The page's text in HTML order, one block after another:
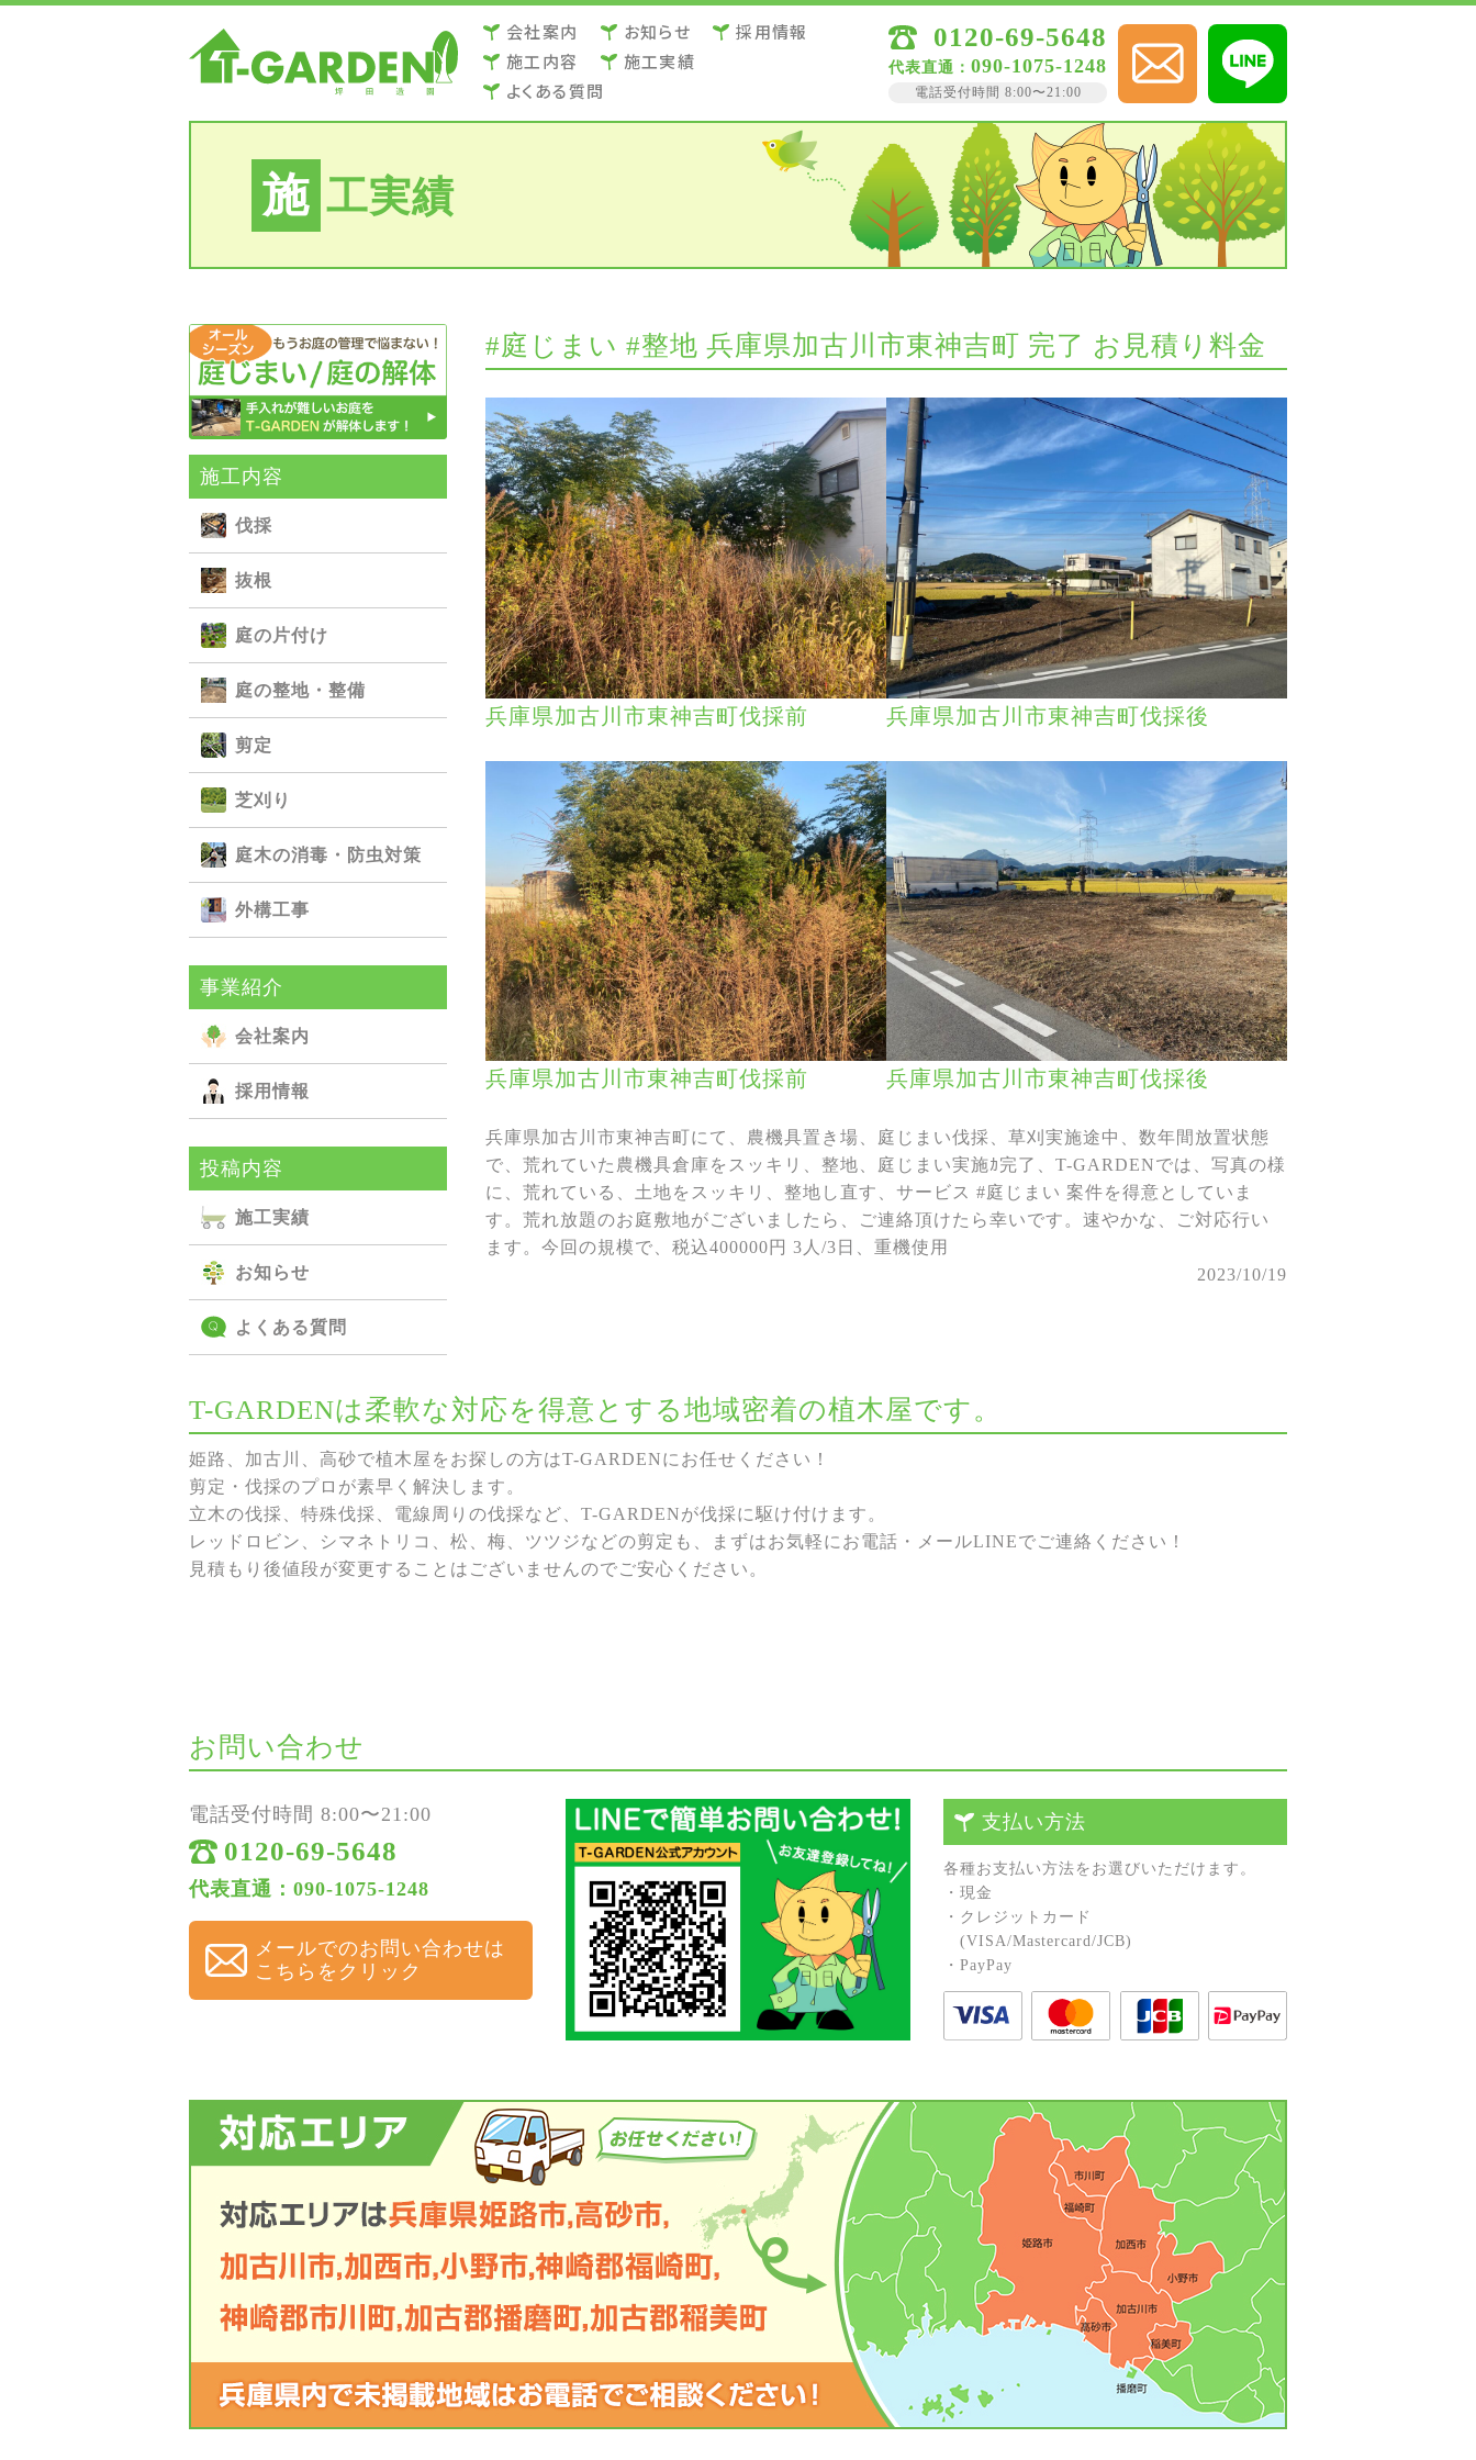
会社案内 お知らせ
採用情報
施⼯内容
施⼯実績
よくある質問
0120-69-5648
代表直通： 090-1075-1248
電話受付時間 8:00〜21:00
施 工実績
施⼯内容
伐採
抜根
庭の⽚付け
庭の整地・整備
剪定
芝刈り
庭⽊の消毒・防⾍対策
外構⼯事
事業紹介
会社案内
採用情報
投稿内容
施⼯実績
お知らせ
よくある質問
#庭じまい #整地 兵庫県加古川市東神吉町 完了 お見積り料金
兵庫県加古川市東神吉町伐採前 兵庫県加古川市東神吉町伐採後
兵庫県加古川市東神吉町伐採前 兵庫県加古川市東神吉町伐採後
兵庫県加古川市東神吉町にて、農機具置き場、庭じまい伐採、草刈実施途中、数年間放置状態
で、荒れていた農機具倉庫をスッキリ、整地、庭じまい実施ｶ完了、T-GARDENでは、写真の様
に、荒れている、土地をスッキリ、整地し直す、サービス #庭じまい 案件を得意としていま
す。荒れ放題のお庭敷地がございましたら、ご連絡頂けたら幸いです。速やかな、ご対応行い
ます。今回の規模で、税込400000円 3人/3日、重機使用
2023/10/19
T-GARDENは柔軟な対応を得意とする地域密着の植木屋です。
姫路、加古川、高砂で植木屋をお探しの方はT-GARDENにお任せください！
剪定・伐採のプロが素早く解決します。
立木の伐採、特殊伐採、電線周りの伐採など、T-GARDENが伐採に駆け付けます。
レッドロビン、シマネトリコ、松、梅、ツツジなどの剪定も、まずはお気軽にお電話・メールLINEでご連絡ください！
見積もり後値段が変更することはございませんのでご安心ください。
お問い合わせ
電話受付時間 8:00〜21:00
0120-69-5648
代表直通：090-1075-1248
メールでのお問い合わせは
こちらをクリック
支払い方法
各種お⽀払い⽅法をお選びいただけます。
・現⾦
・クレジットカード
(VISA/Mastercard/JCB)
・PayPay